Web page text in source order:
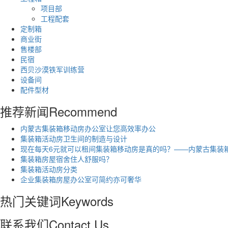
项目部
工程配套
定制箱
商业街
售楼部
民宿
西贝沙漠铁军训练营
设备间
配件型材
推荐新闻Recommend
内蒙古集装箱移动房办公室让您高效率办公
集装箱活动房卫生间的制造与设计
现在每天6元就可以租间集装箱移动房是真的吗？——内蒙古集装
集装箱房屋宿舍住人舒服吗？
集装箱活动房分类
企业集装箱房屋办公室可简约亦可奢华
热门关键词Keywords
联系我们Contact Us